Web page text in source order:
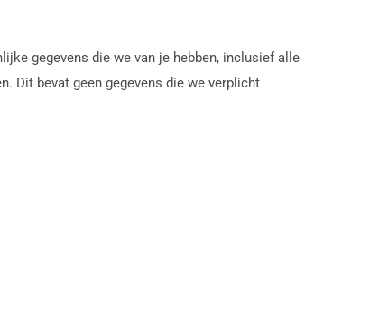
gegevens die we van je hebben, inclusief alle
Dit bevat geen gegevens die we verplicht